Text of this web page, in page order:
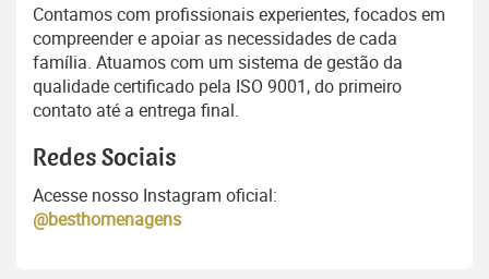
Contamos com profissionais experientes, focados em
compreender e apoiar as necessidades de cada
família. Atuamos com um sistema de gestão da
qualidade certificado pela ISO 9001, do primeiro
contato até a entrega final.
Redes Sociais
Acesse nosso Instagram oficial:
@besthomenagens